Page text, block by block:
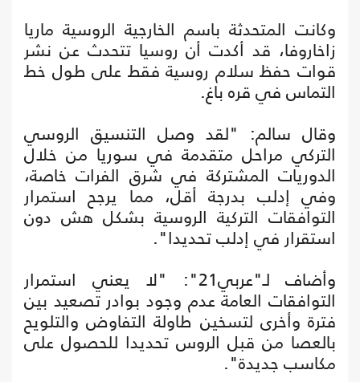
وكانت المتحدثة باسم الخارجية الروسية ماريا
زاخاروفا، قد أكدت أن روسيا تتحدث عن نشر
قوات حفظ سلام روسية فقط على طول خط
التماس في قره باغ.
وقال سالم: "لقد وصل التنسيق الروسي
التركي مراحل متقدمة في سوريا من خلال
الدوريات المشتركة في شرق الفرات خاصة،
وفي إدلب بدرجة أقل، مما يرجح استمرار
التوافقات التركية الروسية بشكل هش دون
استقرار في إدلب تحديدا".
وأضاف لـ"عربي21": "لا يعني استمرار
التوافقات العامة عدم وجود بوادر تصعيد بين
فترة وأخرى لتسخين طاولة التفاوض والتلويح
بالعصا من قبل الروس تحديدا للحصول على
مكاسب جديدة".